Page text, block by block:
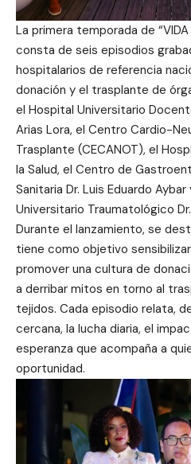
La primera temporada de “VIDA
consta de seis episodios
hospitalarios de referencia
donación y el trasplante de
el Hospital Universitario
Arias Lora, el Centro Cardio-
Trasplante (CECANOT), el
la Salud, el Centro de
Sanitaria Dr. Luis Eduardo
Universitario Traumatológico
Durante el lanzamiento, se
tiene como objetivo
promover una cultura de
a derribar mitos en torno al
tejidos. Cada episodio relata,
cercana, la lucha diaria, el
esperanza que acompaña a
oportunidad.